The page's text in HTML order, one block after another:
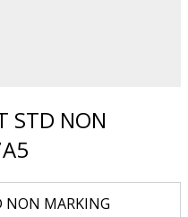
STD NON